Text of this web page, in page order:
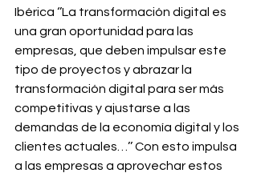
Ibérica ‘’La transformación digital es
una gran oportunidad para las
empresas, que deben impulsar este
tipo de proyectos y abrazar la
transformación digital para ser más
competitivas y ajustarse a las
demandas de la economía digital y los
clientes actuales…’’ Con esto impulsa
a las empresas a aprovechar estos